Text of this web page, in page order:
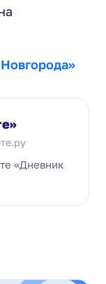
«Дневник